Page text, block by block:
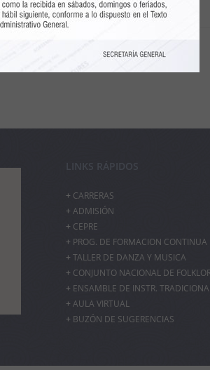
LINKS RÁPIDOS
CARRERAS
ADMISIÓN
CEPRE
PROG. DE FORMACION CONTINUA
TALLER DE DANZA Y MUSICA
CONJUNTO NACIONAL DE
ENSAMBLE DE INSTR.
AULA VIRTUAL
BUZÓN DE SUGERENCIAS